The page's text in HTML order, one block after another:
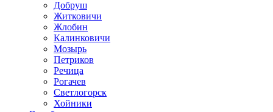
Добруш
Житковичи
Жлобин
Калинковичи
Мозырь
Петриков
Речица
Рогачев
Светлогорск
Хойники